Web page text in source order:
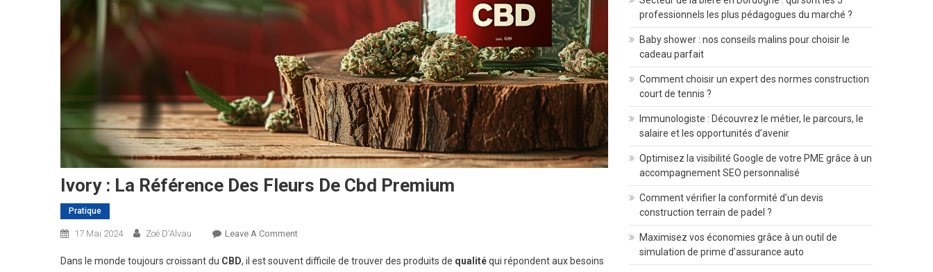
Ivory : La Référence Des Fleurs De Cbd Premium
Pratique
17 Mai 2024 Zoé D'Alvau Leave A CommentOn
:
Dans le monde toujours croissant du CBD, il est souvent difficile de trouver des produits de qualitéqui répondent aux besoins
professionnels les plus pédagogues du marché ?
Baby shower : nos conseils malins pour choisir le
cadeau parfait
Comment choisir un expert des normes construction
court de tennis ?
Immunologiste : Découvrez le métier, le parcours, le
salaire et les opportunités d’avenir
Optimisez la visibilité Google de votre PME grâce à un
accompagnement SEO personnalisé
Comment vérifier la conformité d’un devis
construction terrain de padel ?
Maximisez vos économies grâce à un outil de
simulation de prime d’assurance auto